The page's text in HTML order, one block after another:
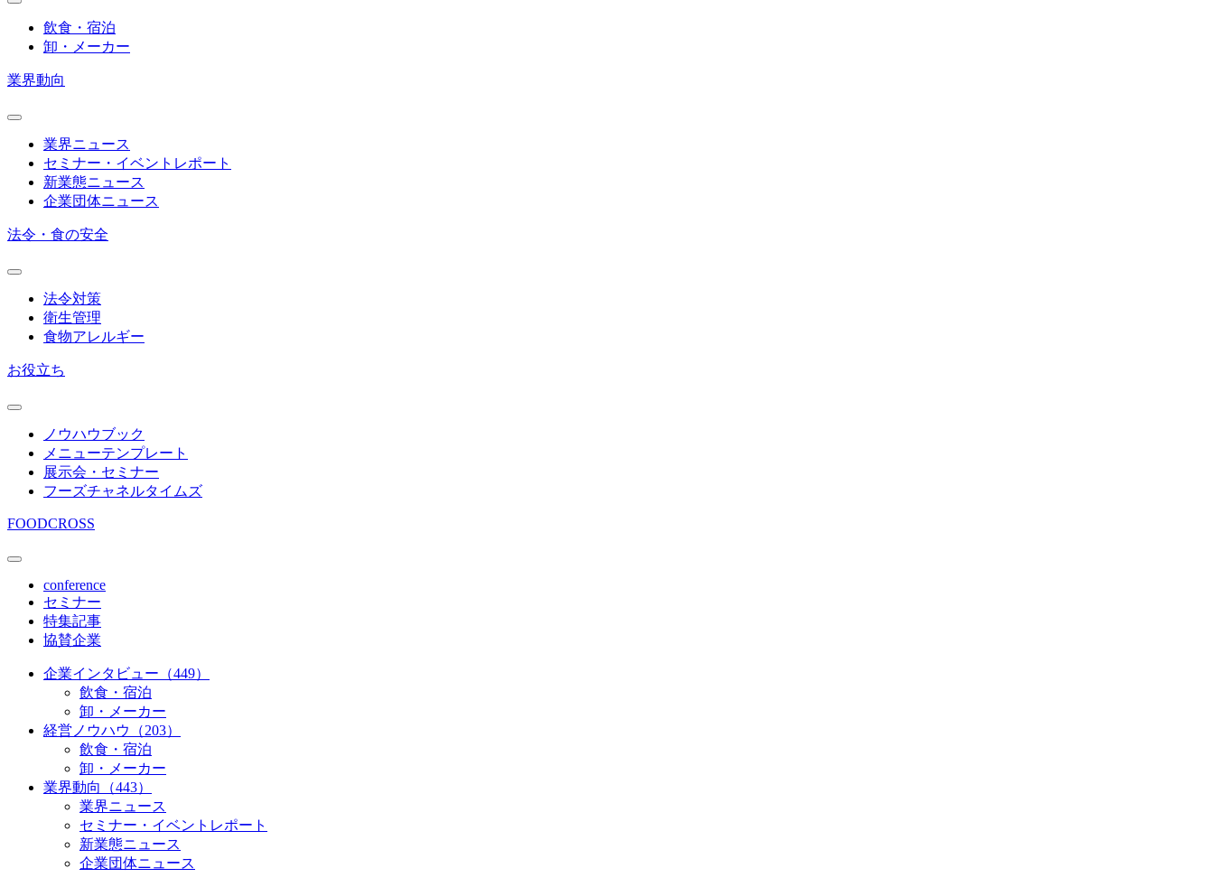
飲食・宿泊
卸・メーカー
業界動向
業界ニュース
セミナー・イベントレポート
新業態ニュース
企業団体ニュース
法令・食の安全
法令対策
衛生管理
食物アレルギー
お役立ち
ノウハウブック
メニューテンプレート
展示会・セミナー
フーズチャネルタイムズ
FOODCROSS
conference
セミナー
特集記事
協賛企業
企業インタビュー（449）
飲食・宿泊
卸・メーカー
経営ノウハウ（203）
飲食・宿泊
卸・メーカー
業界動向（443）
業界ニュース
セミナー・イベントレポート
新業態ニュース
企業団体ニュース